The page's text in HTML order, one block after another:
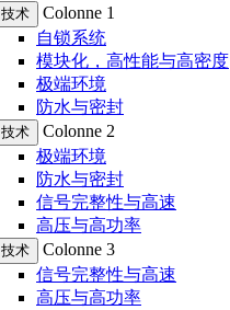
技术
Colonne 1
自锁系统
模块化，高性能与高密度
极端环境
防水与密封
技术
Colonne 2
极端环境
防水与密封
信号完整性与高速
高压与高功率
技术
Colonne 3
信号完整性与高速
高压与高功率